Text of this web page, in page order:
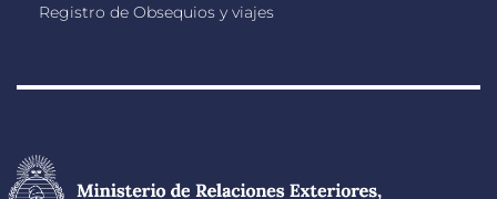
Registro de Obsequios y viajes